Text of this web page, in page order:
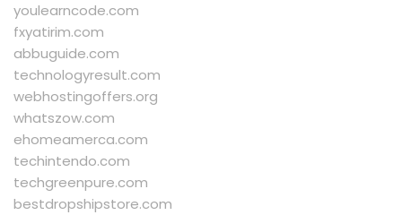
youlearncode.com
fxyatirim.com
abbuguide.com
technologyresult.com
webhostingoffers.org
whatszow.com
ehomeamerca.com
techintendo.com
techgreenpure.com
bestdropshipstore.com